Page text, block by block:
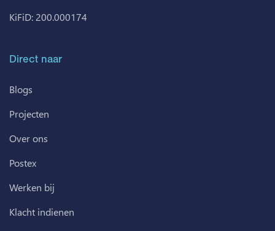
KiFiD: 200.000174
Direct naar
Blogs
Projecten
Over ons
Postex
Werken bij
Klacht indienen